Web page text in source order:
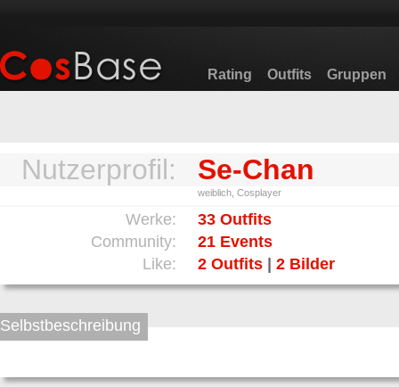
Rating Outfits Gruppen
Nutzerprofil: Se-Chan
weiblich, Cosplayer
Werke:
33 Outfits
Community:
21 Events
Like:
2 Outfits 2 Bilder
Selbstbeschreibung